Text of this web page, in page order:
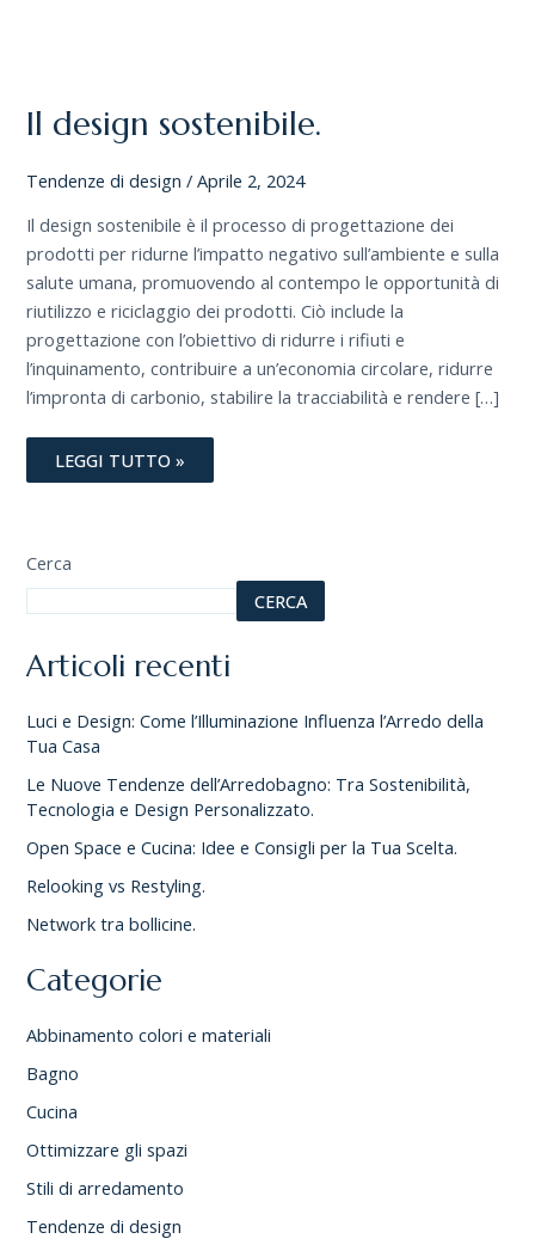
Il design sostenibile.
Tendenze di design /Aprile 2, 2024
Il design sostenibile è il processo di progettazione dei
prodotti per ridurne l’impatto negativo sull’ambiente e sulla
salute umana, promuovendo al contempo le opportunità di
riutilizzo e riciclaggio dei prodotti. Ciò include la
progettazione con l’obiettivo di ridurre i rifiuti e
l’inquinamento, contribuire a un’economia circolare, ridurre
l’impronta di carbonio, stabilire la tracciabilità e rendere […]
LEGGI TUTTO »
Cerca
CERCA
Articoli recenti
Luci e Design: Come l’Illuminazione Influenza l’Arredo della
Tua Casa
Le Nuove Tendenze dell’Arredobagno: Tra Sostenibilità,
Tecnologia e Design Personalizzato.
Open Space e Cucina: Idee e Consigli per la Tua Scelta.
Relooking vs Restyling.
Network tra bollicine.
Categorie
Abbinamento colori e materiali
Bagno
Cucina
Ottimizzare gli spazi
Stili di arredamento
Tendenze di design